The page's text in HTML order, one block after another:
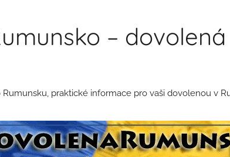
–
praktické informace pro vaši dovolenou v